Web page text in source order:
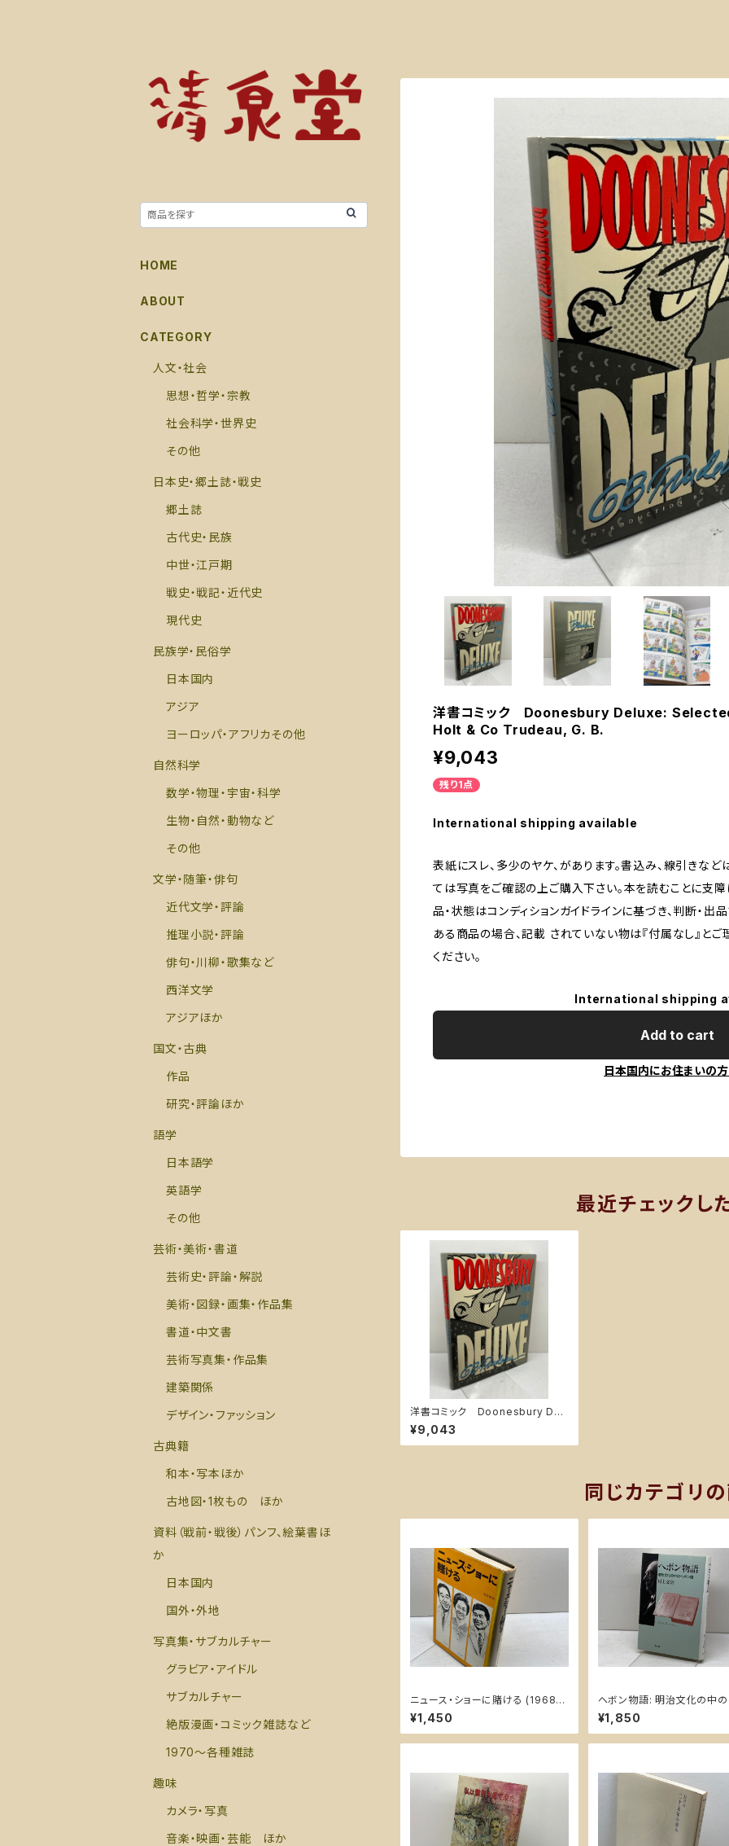
洋書コミック Doonesbury Deluxe:
Holt & Co Trudeau, G. B.
¥9,043
残り1点
International shipping available
表紙にスレ、多少のヤケ、があります。書込み、線引きな
ては写真をご確認の上ご購入下さい。本を読むことに
品・状態はコンディションガイドラインに基づき、判断・
ある商品の場合、記載 されていない物は『付属なし』と
ください。
International shipping
Add to cart
日本国内にお住まいの
最近チェックし
洋書コミック Doonesbury Del
uxe: Selected Glances Askan
ce Henry Holt & Co Trudeau,
G. B.
¥9,043
同じカテゴリ
ニュース・ショーに賭ける (1968
年) 現代ジャーナリズム出版会 浅
田 孝彦
¥1,450
ヘボン物語: 明治文化の中の
ン像 教文館 村上 文昭
¥1,850
HOME
ABOUT
CATEGORY
人文・社会
思想・哲学・宗教
社会科学・世界史
その他
日本史・郷土誌・戦史
郷土誌
古代史・民族
中世・江戸期
戦史・戦記・近代史
現代史
民族学・民俗学
日本国内
アジア
ヨーロッパ・アフリカその他
自然科学
数学・物理・宇宙・科学
生物・自然・動物など
その他
文学・随筆・俳句
近代文学・評論
推理小説・評論
俳句・川柳・歌集など
西洋文学
アジアほか
国文・古典
作品
研究・評論ほか
語学
日本語学
英語学
その他
芸術・美術・書道
芸術史・評論・解説
美術・図録・画集・作品集
書道・中文書
芸術写真集・作品集
建築関係
デザイン・ファッション
古典籍
和本・写本ほか
古地図・1枚もの ほか
資料（戦前・戦後）パンフ、絵葉書ほ
か
日本国内
国外・外地
写真集・サブカルチャー
グラビア・アイドル
サブカルチャー
絶版漫画・コミック雑誌など
1970～各種雑誌
趣味
カメラ・写真
音楽・映画・芸能 ほか